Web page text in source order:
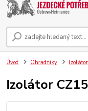
Úvod Ohradníky
Izolátor